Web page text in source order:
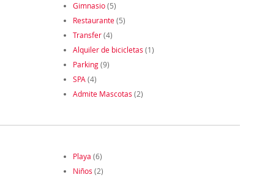
Gimnasio(5)
Restaurante(5)
Transfer(4)
Alquiler de bicicletas (1)
Parking(9)
SPA (4)
Admite Mascotas (2)
Playa (6)
Niños (2)